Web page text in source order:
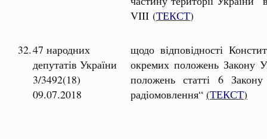
VIII (ТЕКСТ)
32.47 народних
депутатів України
3/3492(18)
09.07.2018
щодо відповідності
окремих положень Закону
положень статті 6
радіомовлення“ (ТЕКСТ)